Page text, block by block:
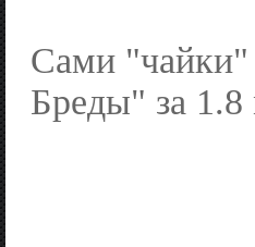
Сами
Бреды" за 1.8